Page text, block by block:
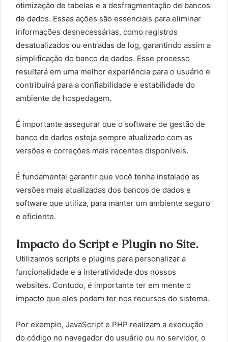
otimização de tabelas e a desfragmentação de bancos
de dados. Essas ações são essenciais para eliminar
informações desnecessárias, como registros
desatualizados ou entradas de log, garantindo assim a
simplificação do banco de dados. Esse processo
resultará em uma melhor experiência para o usuário e
contribuirá para a confiabilidade e estabilidade do
ambiente de hospedagem.
É importante assegurar que o software de gestão de
banco de dados esteja sempre atualizado com as
versões e correções mais recentes disponíveis.
É fundamental garantir que você tenha instalado as
versões mais atualizadas dos bancos de dados e
software que utiliza, para manter um ambiente seguro
e eficiente.
Impacto do Script e Plugin no Site.
Utilizamos scripts e plugins para personalizar a
funcionalidade e a interatividade dos nossos
websites. Contudo, é importante ter em mente o
impacto que eles podem ter nos recursos do sistema.
Por exemplo, JavaScript e PHP realizam a execução
do código no navegador do usuário ou no servidor, o